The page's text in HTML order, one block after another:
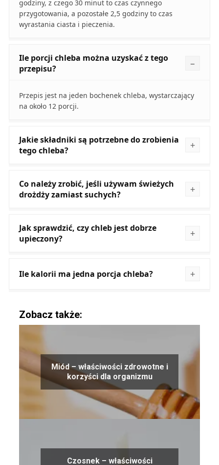
godziny, z czego 30 minut to czas czynnego
przygotowania, a pozostałe 2,5 godziny to czas
wyrastania ciasta i pieczenia.
Ile porcji chleba można uzyskać z tego
przepisu?
Przepis jest na jeden bochenek chleba, wystarczający
na około 12 porcji.
Jakie składniki są potrzebne do zrobienia
tego chleba?
Co należy zrobić, jeśli używam świeżych
drożdży zamiast suchych?
Jak sprawdzić, czy chleb jest dobrze
upieczony?
Ile kalorii ma jedna porcja chleba?
Zobacz także:
Miód – właściwości zdrowotne i
korzyści dla organizmu
Czosnek – właściwości